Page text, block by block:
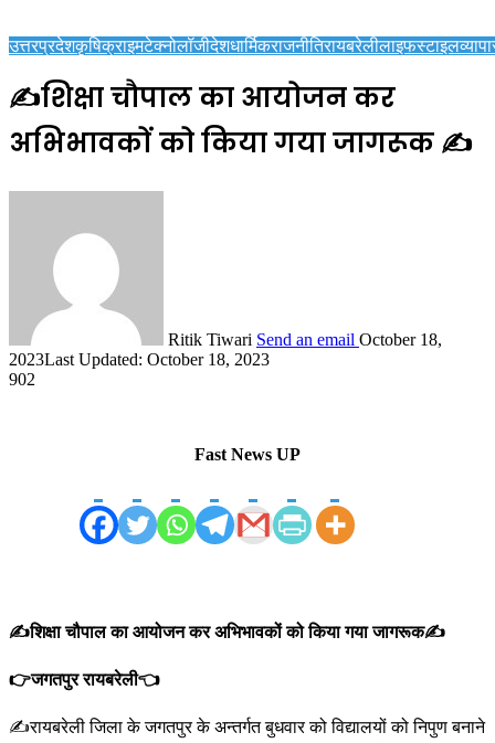
उत्तरप्रदेशकृषिक्राइमटेक्नोलॉजीदेशधार्मिकराजनीतिरायबरेलीलाइफस्टाइल
✍️शिक्षा चौपाल का आयोजन कर
अभिभावकों को किया गया जागरूक ✍️
Ritik Tiwari Send an email October 18,
2023Last Updated: October 18, 2023
902
Fast News UP
✍️शिक्षा चौपाल का आयोजन कर अभिभावकों को किया गया जागरूक✍️
👉जगतपुर रायबरेली👈
✍️रायबरेली जिला के जगतपुर के अन्तर्गत बुधवार को विद्यालयों को निपुण बनाने